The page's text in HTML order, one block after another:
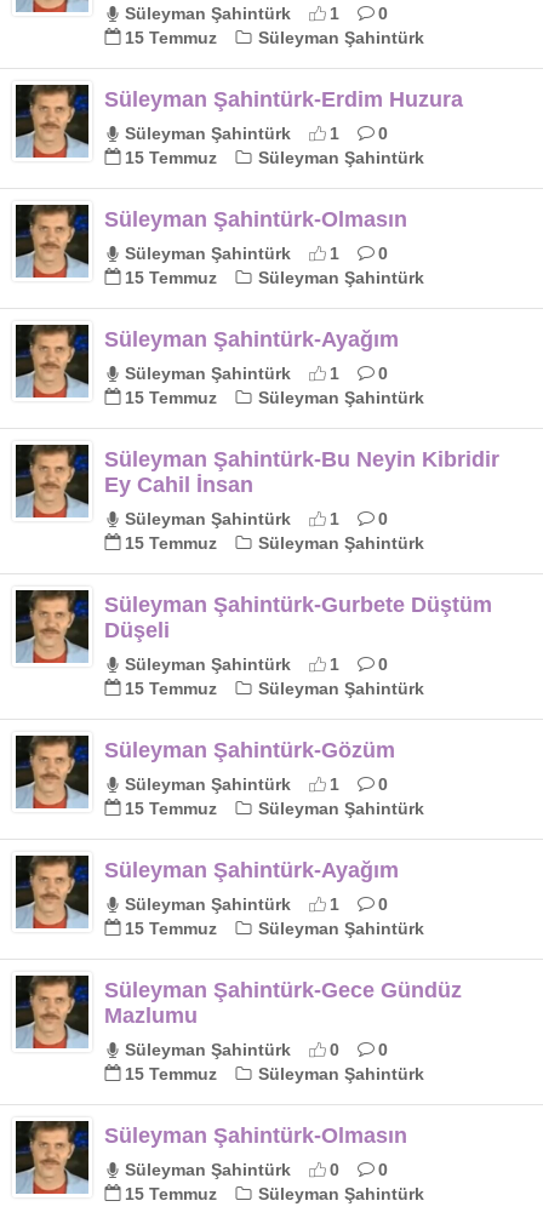
Süleyman Şahintürk 1
0
15 Temmuz
Süleyman Şahintürk
Süleyman Şahintürk-Erdim Huzura
Süleyman Şahintürk 1
0
15 Temmuz
Süleyman Şahintürk
Süleyman Şahintürk-Olmasın
Süleyman Şahintürk 1
0
15 Temmuz
Süleyman Şahintürk
Süleyman Şahintürk-Ayağım
Süleyman Şahintürk 1
0
15 Temmuz
Süleyman Şahintürk
Süleyman Şahintürk-Bu Neyin Kibridir
Ey Cahil İnsan
Süleyman Şahintürk 1
0
15 Temmuz
Süleyman Şahintürk
Süleyman Şahintürk-Gurbete Düştüm
Düşeli
Süleyman Şahintürk 1
0
15 Temmuz
Süleyman Şahintürk
Süleyman Şahintürk-Gözüm
Süleyman Şahintürk 1
0
15 Temmuz
Süleyman Şahintürk
Süleyman Şahintürk-Ayağım
Süleyman Şahintürk 1
0
15 Temmuz
Süleyman Şahintürk
Süleyman Şahintürk-Gece Gündüz
Mazlumu
Süleyman Şahintürk 0
0
15 Temmuz
Süleyman Şahintürk
Süleyman Şahintürk-Olmasın
Süleyman Şahintürk 0
0
15 Temmuz
Süleyman Şahintürk